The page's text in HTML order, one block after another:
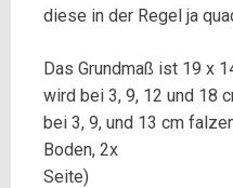
diese in der Regel ja
Das Grundmaß ist 19 x
wird bei 3, 9, 12 und 18
bei 3, 9, und 13 cm
Boden, 2x
Seite)